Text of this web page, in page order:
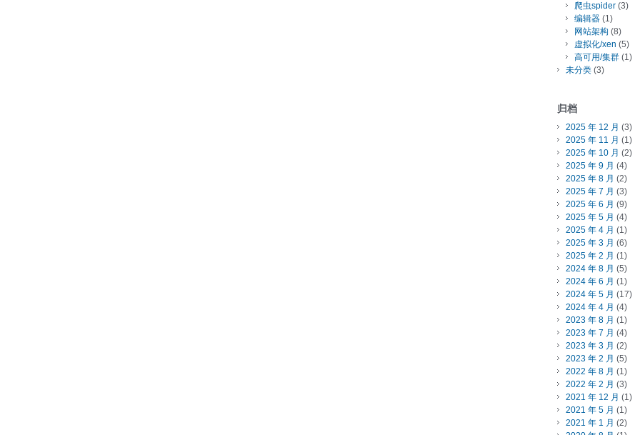
爬虫spider (3)
编辑器 (1)
网站架构 (8)
虚拟化/xen (5)
高可用/集群 (1)
未分类 (3)
归档
2025 年 12 月 (3)
2025 年 11 月 (1)
2025 年 10 月 (2)
2025 年 9 月 (4)
2025 年 8 月 (2)
2025 年 7 月 (3)
2025 年 6 月 (9)
2025 年 5 月 (4)
2025 年 4 月 (1)
2025 年 3 月 (6)
2025 年 2 月 (1)
2024 年 8 月 (5)
2024 年 6 月 (1)
2024 年 5 月 (17)
2024 年 4 月 (4)
2023 年 8 月 (1)
2023 年 7 月 (4)
2023 年 3 月 (2)
2023 年 2 月 (5)
2022 年 8 月 (1)
2022 年 2 月 (3)
2021 年 12 月 (1)
2021 年 5 月 (1)
2021 年 1 月 (2)